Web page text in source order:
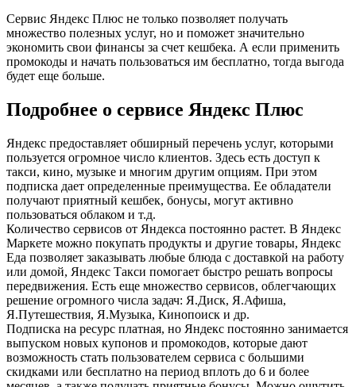
Сервис Яндекс Плюс не только позволяет получать
множество полезных услуг, но и поможет значительно
экономить свои финансы за счет кешбека. А если применить
промокоды и начать пользоваться им бесплатно, тогда выгода
будет еще больше.
Подробнее о сервисе Яндекс Плюс
Яндекс предоставляет обширный перечень услуг, которыми
пользуется огромное число клиентов. Здесь есть доступ к
такси, кино, музыке и многим другим опциям. При этом
подписка дает определенные преимущества. Ее обладатели
получают приятный кешбек, бонусы, могут активно
пользоваться облаком и т.д.
Количество сервисов от Яндекса постоянно растет. В Яндекс
Маркете можно покупать продукты и другие товары, Яндекс
Еда позволяет заказывать любые блюда с доставкой на работу
или домой, Яндекс Такси помогает быстро решать вопросы
передвижения. Есть еще множество сервисов, облегчающих
решение огромного числа задач: Я.Диск, Я.Афиша,
Я.Путешествия, Я.Музыка, Кинопоиск и др.
Подписка на ресурс платная, но Яндекс постоянно занимается
выпуском новых купонов и промокодов, которые дают
возможность стать пользователем сервиса с большими
скидками или бесплатно на период вплоть до 6 и более